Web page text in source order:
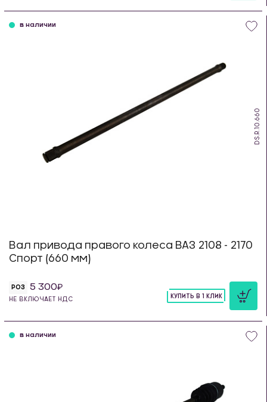
DS.R.10.660
в наличии
Вал привода правого колеса ВАЗ 2108 - 2170
Спорт (660 мм)
РОЗ 5 300
НЕ ВКЛЮЧАЕТ НДС
КУПИТЬ В 1 КЛИК
в наличии